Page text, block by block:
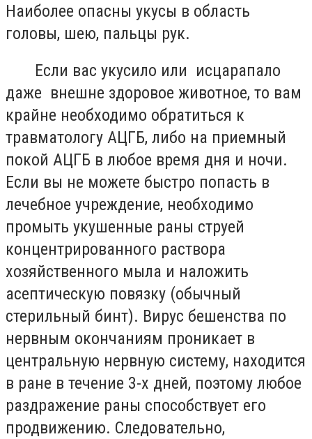
Наиболее опасны укусы в область
головы, шею, пальцы рук.
Если вас укусило или исцарапало
даже внешне здоровое животное, то вам
крайне необходимо обратиться к
травматологу АЦГБ, либо на приемный
покой АЦГБ в любое время дня и ночи.
Если вы не можете быстро попасть в
лечебное учреждение, необходимо
промыть укушенные раны струей
концентрированного раствора
хозяйственного мыла и наложить
асептическую повязку (обычный
стерильный бинт). Вирус бешенства по
нервным окончаниям проникает в
центральную нервную систему, находится
в ране в течение 3-х дней, поэтому любое
раздражение раны способствует его
продвижению. Следовательно,